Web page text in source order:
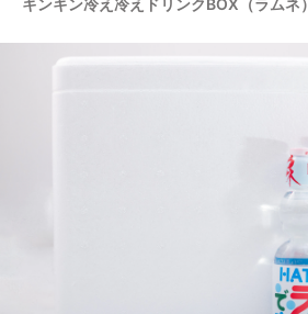
キンキン冷え冷えドリンクBOX（ラムネ）